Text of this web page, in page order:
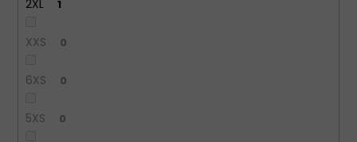
2XL 1
XXS 0
6XS 0
5XS 0